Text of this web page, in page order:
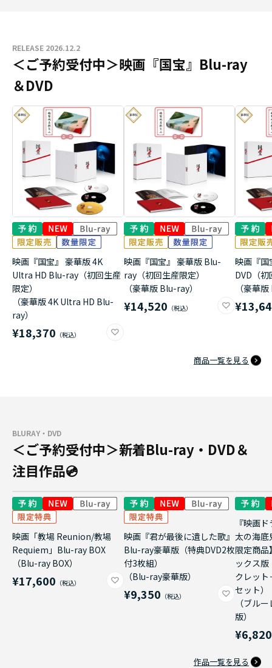
RELEASE 2026.12.2
＜ご予約受付中＞映画『国宝』Blu-ray
＆DVD
映画『国宝』 豪華版 4K
Ultra HD Blu-ray（初回生産
限定）
（豪華版 4K Ultra HD Blu-
ray）
¥18,370
映画『国宝』 豪華版 Blu-
ray（初回生産限定）
（豪華版 Blu-ray）
¥14,520
映画『国
DVD（
（豪華
商品一覧を見る
BLURAY・DVD
＜ご予約受付中＞新着Blu-ray・DVD＆
注目作品💿
映画「教場 Reunion/教場
Requiem」Blu-ray BOX
（Blu-ray BOX）
¥17,600
映画『君が最後に遺した歌』
Blu-ray豪華版（特典DVD2枚
付3枚組）
（Blu-ray豪華版）
¥9,350
『映画
太の海底
限定商品
ックス
クレッ
セット）
（ブル
版）
¥6,820
作品一覧を見る